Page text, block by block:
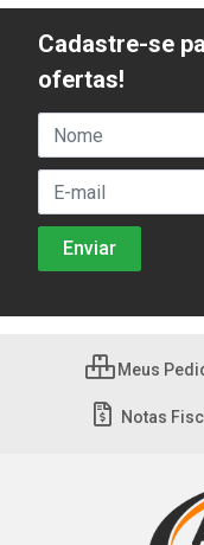
Cadastre-se
ofertas!
Meus
Notas